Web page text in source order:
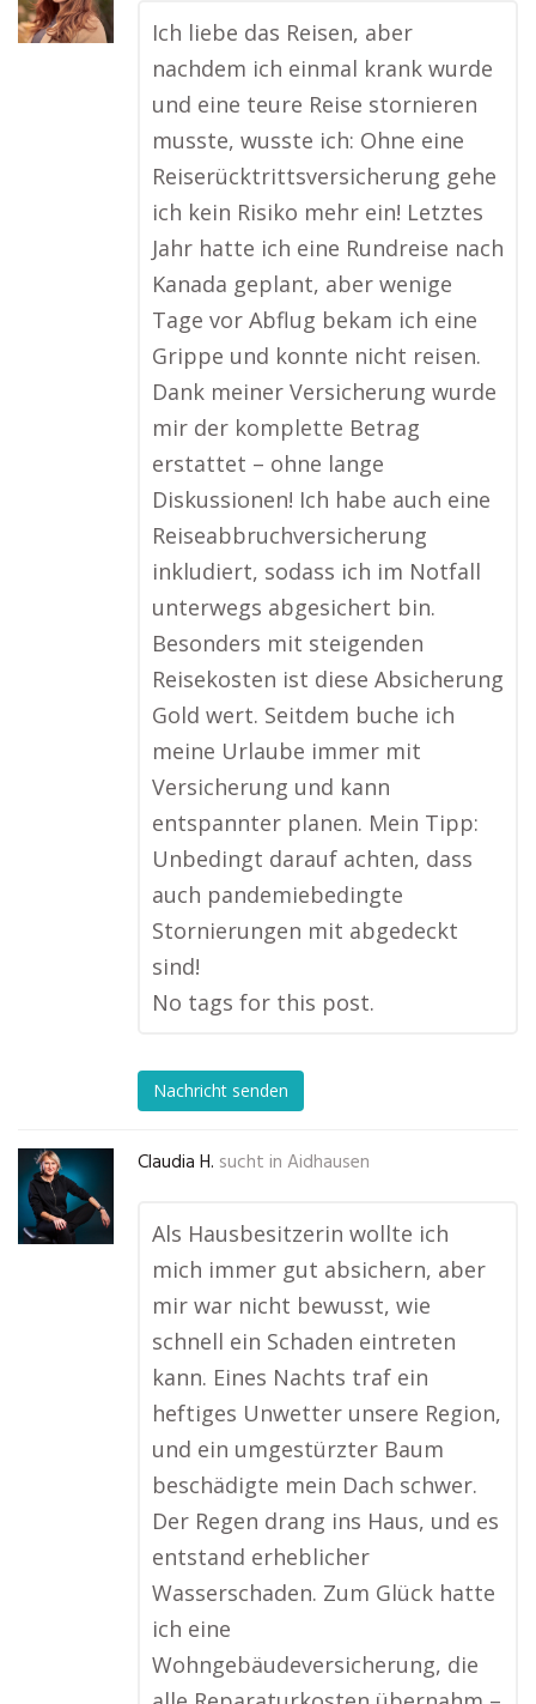
Ich liebe das Reisen, aber
nachdem ich einmal krank wurde
und eine teure Reise stornieren
musste, wusste ich: Ohne eine
Reiserücktrittsversicherung gehe
ich kein Risiko mehr ein! Letztes
Jahr hatte ich eine Rundreise nach
Kanada geplant, aber wenige
Tage vor Abflug bekam ich eine
Grippe und konnte nicht reisen.
Dank meiner Versicherung wurde
mir der komplette Betrag
erstattet – ohne lange
Diskussionen! Ich habe auch eine
Reiseabbruchversicherung
inkludiert, sodass ich im Notfall
unterwegs abgesichert bin.
Besonders mit steigenden
Reisekosten ist diese Absicherung
Gold wert. Seitdem buche ich
meine Urlaube immer mit
Versicherung und kann
entspannter planen. Mein Tipp:
Unbedingt darauf achten, dass
auch pandemiebedingte
Stornierungen mit abgedeckt
sind!
No tags for this post.
Nachricht senden
Claudia H. sucht in Aidhausen
Als Hausbesitzerin wollte ich
mich immer gut absichern, aber
mir war nicht bewusst, wie
schnell ein Schaden eintreten
kann. Eines Nachts traf ein
heftiges Unwetter unsere Region,
und ein umgestürzter Baum
beschädigte mein Dach schwer.
Der Regen drang ins Haus, und es
entstand erheblicher
Wasserschaden. Zum Glück hatte
ich eine
Wohngebäudeversicherung, die